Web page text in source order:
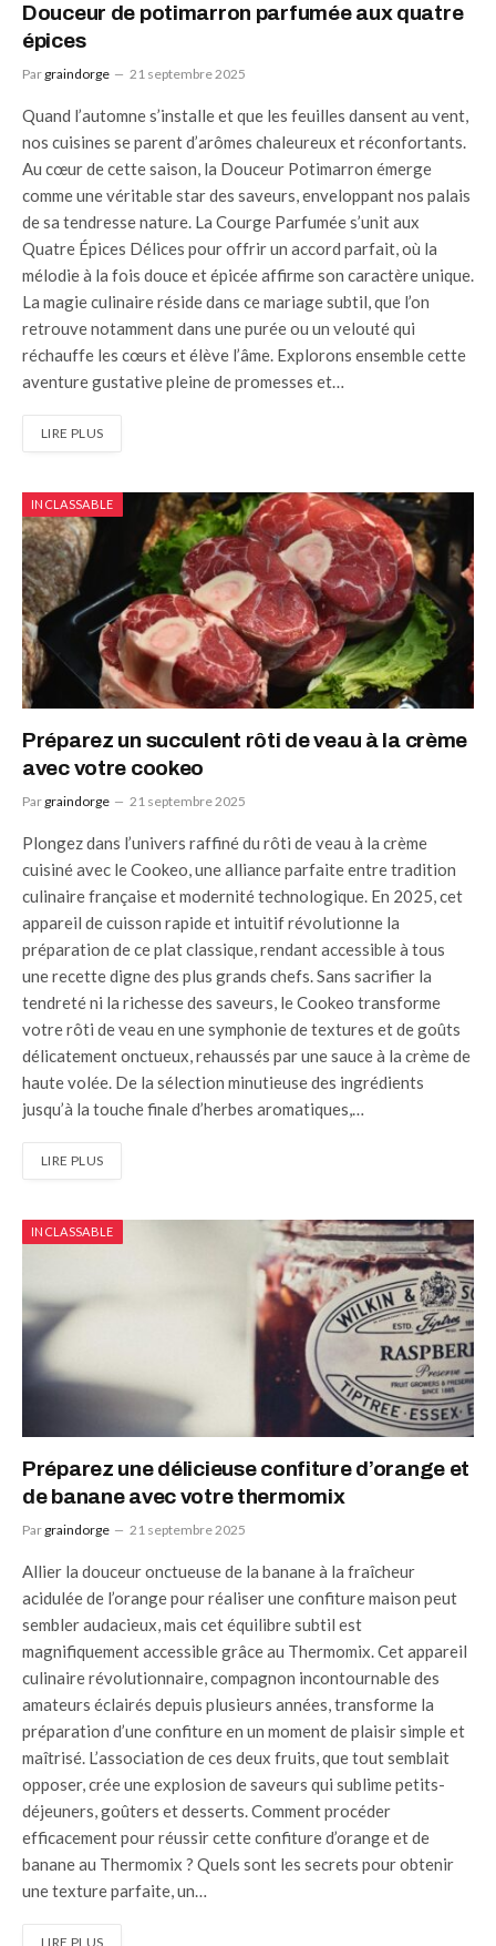
Douceur de potimarron parfumée aux quatre
épices
Par graindorge 21 septembre 2025
Quand l’automne s’installe et que les feuilles dansent au vent,
nos cuisines se parent d’arômes chaleureux et réconfortants.
Au cœur de cette saison, la Douceur Potimarron émerge
comme une véritable star des saveurs, enveloppant nos palais
de sa tendresse nature. La Courge Parfumée s’unit aux
Quatre Épices Délices pour offrir un accord parfait, où la
mélodie à la fois douce et épicée affirme son caractère unique.
La magie culinaire réside dans ce mariage subtil, que l’on
retrouve notamment dans une purée ou un velouté qui
réchauffe les cœurs et élève l’âme. Explorons ensemble cette
aventure gustative pleine de promesses et…
LIRE PLUS
INCLASSABLE
Préparez un succulent rôti de veau à la crème
avec votre cookeo
Par graindorge 21 septembre 2025
Plongez dans l’univers raffiné du rôti de veau à la crème
cuisiné avec le Cookeo, une alliance parfaite entre tradition
culinaire française et modernité technologique. En 2025, cet
appareil de cuisson rapide et intuitif révolutionne la
préparation de ce plat classique, rendant accessible à tous
une recette digne des plus grands chefs. Sans sacrifier la
tendreté ni la richesse des saveurs, le Cookeo transforme
votre rôti de veau en une symphonie de textures et de goûts
délicatement onctueux, rehaussés par une sauce à la crème de
haute volée. De la sélection minutieuse des ingrédients
jusqu’à la touche finale d’herbes aromatiques,…
LIRE PLUS
INCLASSABLE
Préparez une délicieuse confiture d’orange et
de banane avec votre thermomix
Par graindorge 21 septembre 2025
Allier la douceur onctueuse de la banane à la fraîcheur
acidulée de l’orange pour réaliser une confiture maison peut
sembler audacieux, mais cet équilibre subtil est
magnifiquement accessible grâce au Thermomix. Cet appareil
culinaire révolutionnaire, compagnon incontournable des
amateurs éclairés depuis plusieurs années, transforme la
préparation d’une confiture en un moment de plaisir simple et
maîtrisé. L’association de ces deux fruits, que tout semblait
opposer, crée une explosion de saveurs qui sublime petits-
déjeuners, goûters et desserts. Comment procéder
efficacement pour réussir cette confiture d’orange et de
banane au Thermomix ? Quels sont les secrets pour obtenir
une texture parfaite, un…
LIRE PLUS